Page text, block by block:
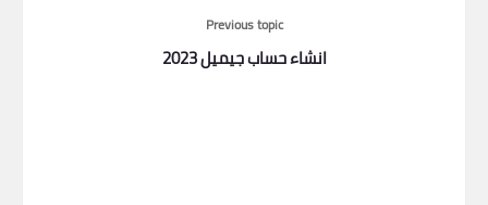
Previous topic
انشاء حساب جيميل 2023